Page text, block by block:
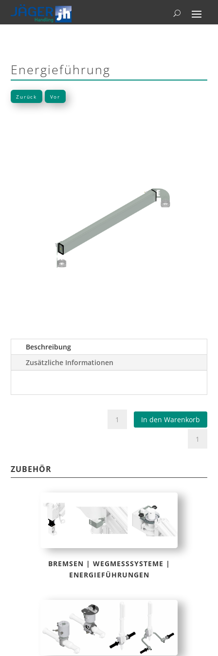
Energieführung
Zurück Vor
Beschreibung
Zusätzliche Informationen
EnergieführungIn den Warenkorb
ZUBEHÖR
BREMSEN | WEGMESSSYSTEME |
ENERGIEFÜHRUNGEN